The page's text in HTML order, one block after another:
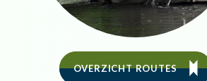
OVERZICHT ROUTES